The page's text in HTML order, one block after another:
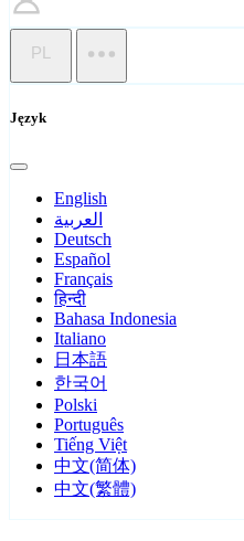
PL
Język
English
العربية
Deutsch
Español
Français
हिन्दी
Bahasa Indonesia
Italiano
日本語
한국어
Polski
Português
Tiếng Việt
中文(简体)
中文(繁體)